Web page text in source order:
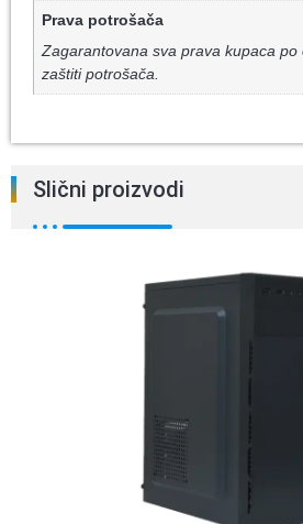
Prava potrošača
Zagarantovana sva prava kupaca
zaštiti potrošača.
Slični proizvodi